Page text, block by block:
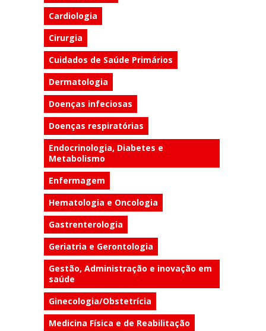
Cardiologia
Cirurgia
Cuidados de Saúde Primários
Dermatologia
Doenças infeciosas
Doenças respiratórias
Endocrinologia, Diabetes e
Metabolismo
Enfermagem
Hematologia e Oncologia
Gastrenterologia
Geriatria e Gerontologia
Gestão, Administração e inovação em
saúde
Ginecologia/Obstetrícia
Medicina Física e de Reabilitação